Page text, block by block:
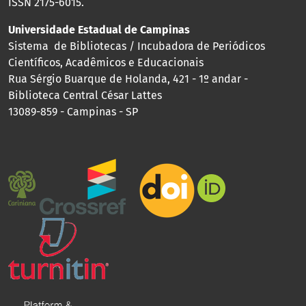
Universidade Estadual de Campinas
Sistema de Bibliotecas / Incubadora de Periódicos
Científicos, Acadêmicos e Educacionais
Rua Sérgio Buarque de Holanda, 421 - 1º andar -
Biblioteca Central César Lattes
13089-859 - Campinas - SP